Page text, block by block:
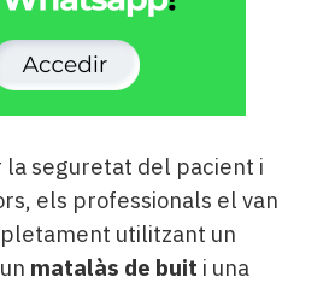
seguretat del pacient i
els professionals el van
utilitzant un
matalàs de buit i una